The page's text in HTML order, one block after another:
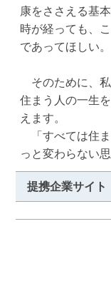
康をささえる基
時が経っても、
であってほしい。
そのために、私
住まう人の一生
えます。
「すべては住ま
っと変わらない思
提携企業サイト